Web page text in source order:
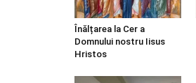
Înălțarea la Cer a
Domnului nostru Iisus
Hristos